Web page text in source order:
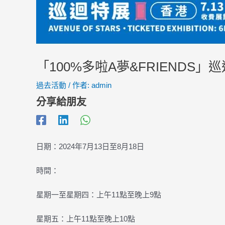
「100%多啦A夢&FRIENDS」
過去活動 / 作者: admin
分享給朋友
日期：2024年7月13日至8月18日
時間：
星期一至星期四：上午11點至晚上9點
星期五：上午11點至晚上10點